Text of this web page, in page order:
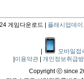
게임다운로드 | 플래시업데이
모바일접
이용약관
개인정보취급
Copyright ⓒ since